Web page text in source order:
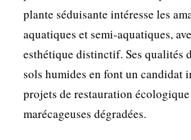
plante séduisante intéresse les
aquatiques et semi-aquatiques,
esthétique distinctif. Ses qualités
sols humides en font un candidat
projets de restauration écologique
marécageuses dégradées.